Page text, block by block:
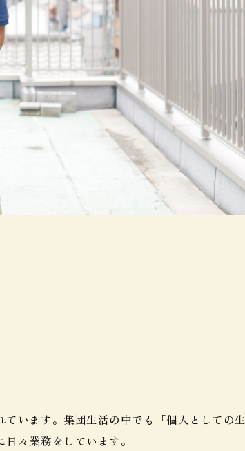
います。集団生活の中でも「個人としての生
々業務をしています。